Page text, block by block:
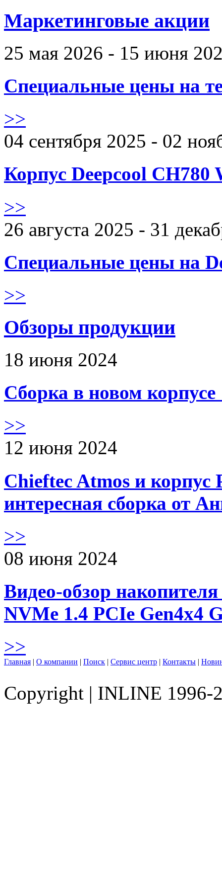
Маркетинговые акции
25 мая 2026 - 15 июня
Специальные цены на
>>
04 сентября 2025 - 02
Корпус Deepcool CH780
>>
26 августа 2025 - 31
Специальные цены на
>>
Обзоры продукции
18 июня 2024
Сборка в новом
>>
12 июня 2024
Chieftec Atmos и корпус
интересная сборка от
>>
08 июня 2024
Видео-обзор
NVMe 1.4 PCIe Gen4х4
>>
Главная | О компании | Поиск | Сервис центр | Контакты |
Copyright | INLINE 1996-